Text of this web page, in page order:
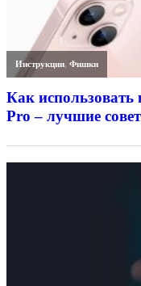
Инструкции,Фишки
Как
Pro – лучшие